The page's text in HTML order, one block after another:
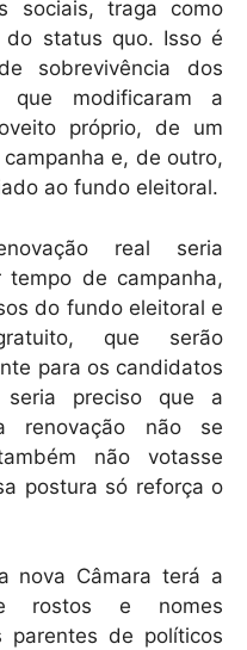
sociais, traga como
do status quo. Isso é
sobrevivência dos
que modificaram a
próprio, de um
e, de outro,
ao fundo eleitoral.
real seria
tempo de campanha,
do fundo eleitoral e
que serão
para os candidatos
preciso que a
renovação não se
não votasse
postura só reforça o
nova Câmara terá a
rostos e nomes
parentes de políticos